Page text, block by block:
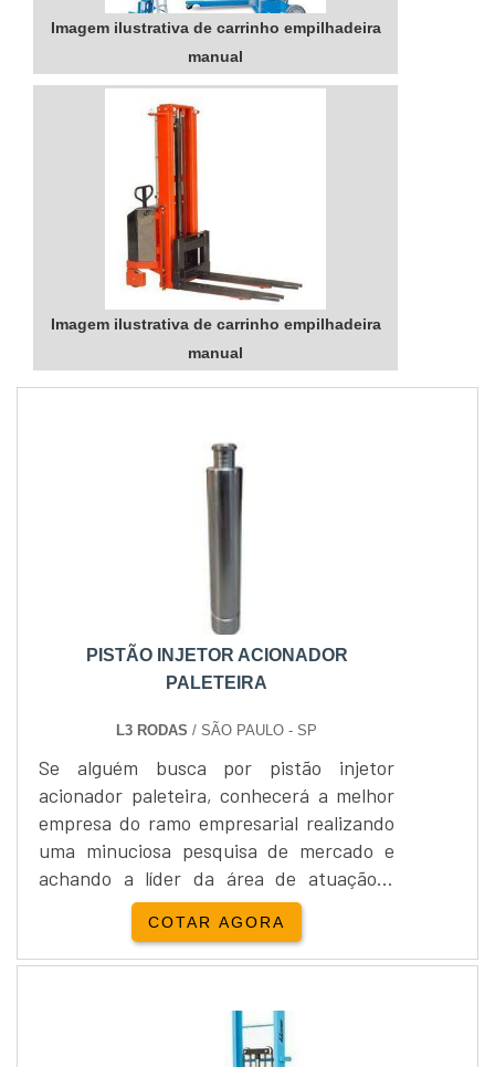
Imagem ilustrativa de carrinho empilhadeira
manual
Imagem ilustrativa de carrinho empilhadeira
manual
PISTÃO INJETOR ACIONADOR
PALETEIRA
L3 RODAS / SÃO PAULO - SP
Se alguém busca por pistão injetor
acionador paleteira, conhecerá a melhor
empresa do ramo empresarial realizando
uma minuciosa pesquisa de mercado e
achando a líder da área de atuação.É
importante lembrar que o produto deve
ser adquirido com empresas
especializadas. Esse tipo de cuidado
durabilidade dos materiais, além de evitar
prejuízos com substituições frequentes
COTAR AGORA